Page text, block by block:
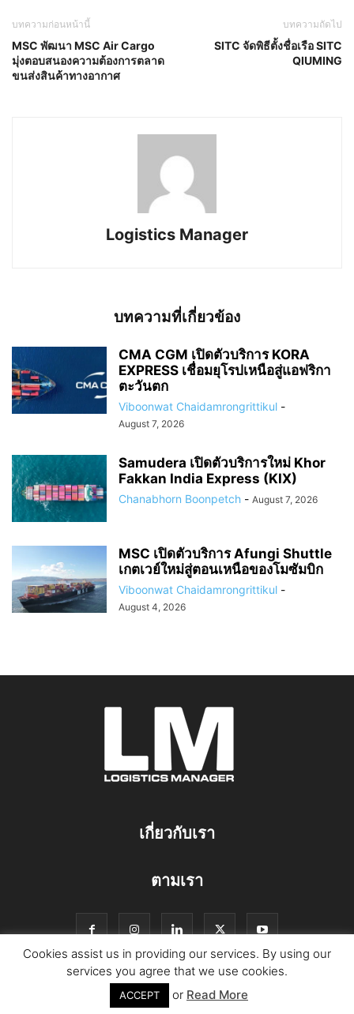
บทความก่อนหน้านี้
MSC พัฒนา MSC Air Cargo
มุ่งตอบสนองความต้องการตลาด
ขนส่งสินค้าทางอากาศ
บทความถัดไป
SITC จัดพิธีตั้งชื่อเรือ SITC
QIUMING
Logistics Manager
บทความที่เกี่ยวข้อง
CMA CGM เปิดตัวบริการ KORA
EXPRESS เชื่อมยุโรปเหนือสู่แอฟริกา
ตะวันตก
Viboonwat Chaidamrongrittikul -
August 7, 2026
Samudera เปิดตัวบริการใหม่ Khor
Fakkan India Express (KIX)
Chanabhorn Boonpetch - August 7, 2026
MSC เปิดตัวบริการ Afungi Shuttle
เกตเวย์ใหม่สู่ตอนเหนือของโมซัมบิก
Viboonwat Chaidamrongrittikul -
August 4, 2026
เกี่ยวกับเรา
ตามเรา
© Copyright Logistics Manager
Cookies assist us in providing our services. By using our
services you agree that we use cookies.
ACCEPT or Read More